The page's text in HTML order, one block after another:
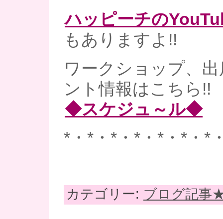
ハッピーチの
もありますよ!!
ワークショップ、
ント情報はこちら!!
◆スケジュ～ル◆
*・*・*・*・*・*・*
カテゴリー: ブログ記事